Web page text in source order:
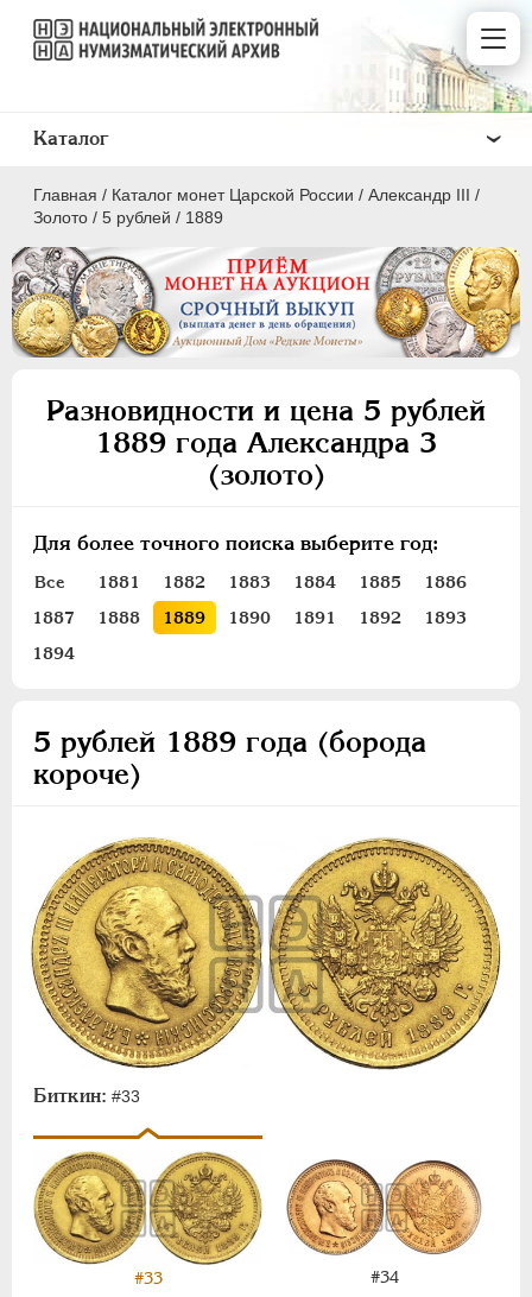
Главная / Каталог монет Царской России / Александр III /
Золото / 5 рублей / 1889
Разновидности и цена 5 рублей
1889 года Александра 3
(золото)
Для более точного поиска выберите год:
Все 1881 1882 1883 1884 1885
1886
1887
1888 1889 1890 1891 1892
1893
1894
5 рублей 1889 года (борода
короче)
Биткин: #33
#33 #34
Каталог
ПEТР I 1699 - 1725
ПЕТР II 1727-1729
АННА ИОАННОВНА 1730-1740
ИОАНН АНТОНОВИЧ 1740-1741
ПЕТР III 1762-1762
ЕКАТЕРИНА II
1762-1796
ПАВЕЛ I 1796-1801
АЛЕКСАНДР I
АЛЕКСАНДР III
1881-1894
Золото
10 рублей
5 рублей
3 рубля
Серебро
Медь
Памятные и донативные
Пробные
Для Финляндии
НИКОЛАЙ II
1894-1917
ВРЕМЕННОЕ ПРАВ. 1917-1918
ИНОСТРАННЫЕ 1768-1918